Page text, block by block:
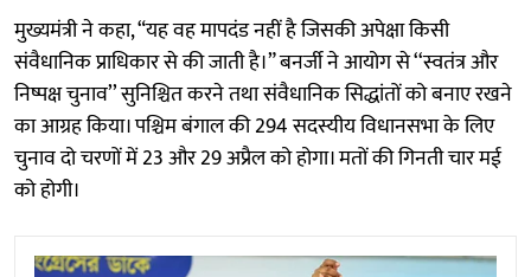
मुख्यमंत्री ने कहा, “यह वह मापदंड नहीं है जिसकी अपेक्षा किसी
संवैधानिक प्राधिकार से की जाती है।” बनर्जी ने आयोग से ‘‘स्वतंत्र और
निष्पक्ष चुनाव’’ सुनिश्चित करने तथा संवैधानिक सिद्धांतों को बनाए रखने
का आग्रह किया। पश्चिम बंगाल की 294 सदस्यीय विधानसभा के लिए
चुनाव दो चरणों में 23 और 29 अप्रैल को होगा। मतों की गिनती चार मई
को होगी।